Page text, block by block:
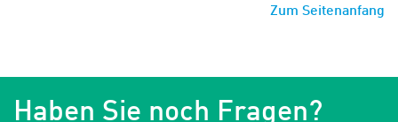
Zum Seitenanfang
Haben Sie noch Fragen?